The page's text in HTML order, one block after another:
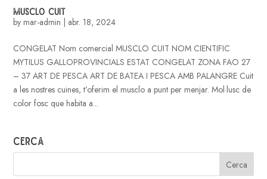
MUSCLO CUIT
bymar-admin | abr. 18, 2024
CONGELAT Nom comercial MUSCLO CUIT NOM CIENTIFIC
MYTILUS GALLOPROVINCIALS ESTAT CONGELAT ZONA FAO 27
– 37 ART DE PESCA ART DE BATEA I PESCA AMB PALANGRE Cuit
a les nostres cuines, t’oferim el musclo a punt per menjar. Mol·lusc de
color fosc que habita a...
Cerca